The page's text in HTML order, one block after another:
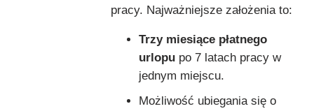
pracy. Najważniejsze założenia to:
Trzy miesiące płatnego
urlopu po 7 latach pracy w
jednym miejscu.
Możliwość ubiegania się o